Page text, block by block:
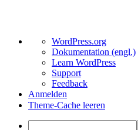
Über
WordPress
WordPress.org
Dokumentation (engl.)
Learn WordPress
Support
Feedback
Anmelden
Theme-Cache leeren